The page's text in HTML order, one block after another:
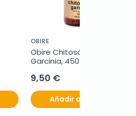
OBIRE
Obire Chitosán + HCA–
Garcinia, 450 mg, 100
9,50 €
Añadir al carrito